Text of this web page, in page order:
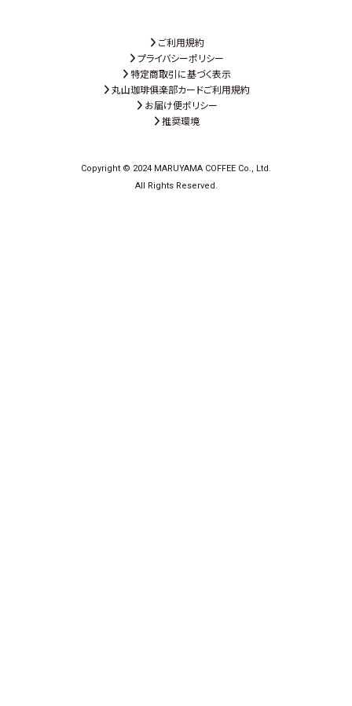
ご利用規約
プライバシーポリシー
特定商取引に基づく表示
丸山珈琲俱楽部カードご利用規約
お届け便ポリシー
推奨環境
Copyright © 2024 MARUYAMA COFFEE Co., Ltd.
All Rights Reserved.